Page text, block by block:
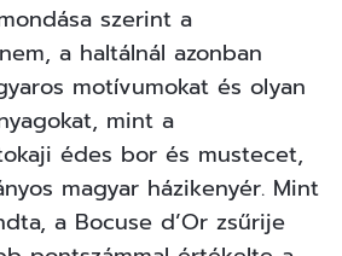
szerint a
a haltálnál azonban
motívumokat és olyan
mint a
édes bor és mustecet,
magyar házikenyér. Mint
a Bocuse d’Or zsűrije